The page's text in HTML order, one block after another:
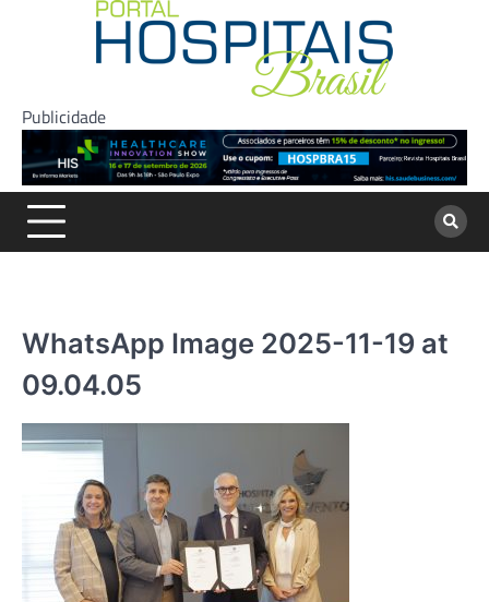
Publicidade
WhatsApp Image 2025-11-19 at
09.04.05